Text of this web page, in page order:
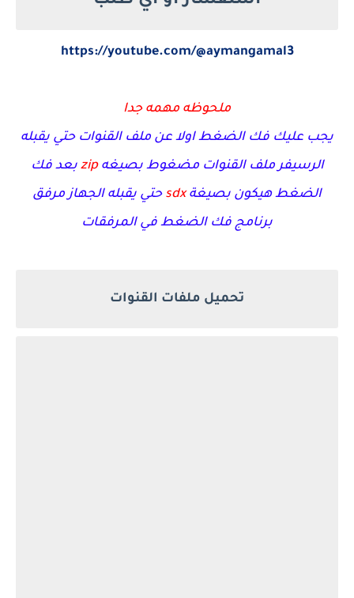
https://youtube.com/@aymangamal3
ملحوظه مهمه جدا
يجب عليك فك الضغط اولا عن ملف القنوات حتي يقبله
الرسيفر ملف القنوات مضغوط بصيغهzip بعد فك
الضغط هيكون بصيغةsdx حتي يقبله الجهاز مرفق
برنامج فك الضغط في المرفقات
تحميل ملفات القنوات